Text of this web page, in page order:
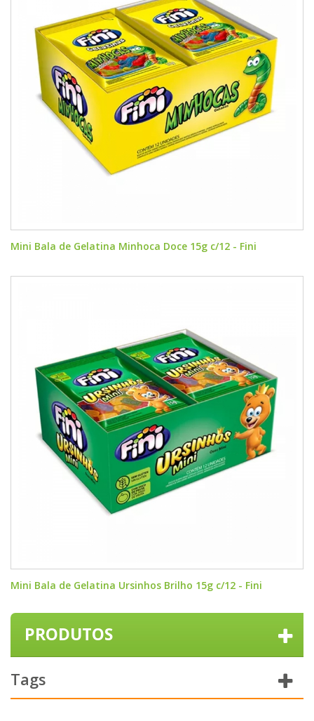
Mini Bala de Gelatina Minhoca Doce 15g c/12 - Fini
Mini Bala de Gelatina Ursinhos Brilho 15g c/12 - Fini
PRODUTOS
Tags